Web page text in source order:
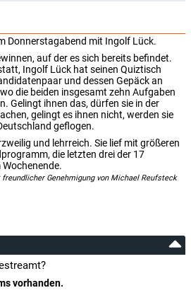
Donnerstagabend mit Ingolf Lück.
auf der es sich bereits befindet.
Ingolf Lück hat seinen Quiztisch
und dessen Gepäck an
die beiden insgesamt zehn Aufgaben
Gelingt ihnen das, dürfen sie in der
gelingt es ihnen nicht, werden sie
geflogen.
und lehrreich. Sie lief mit größeren
die letzten drei der 17
Genehmigung von Michael Reufsteck
vorhanden.